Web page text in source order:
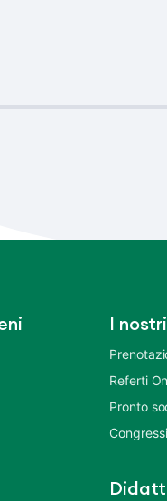
I
Referti
Pronto
Congressi